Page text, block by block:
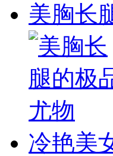
美胸长
冷艳美